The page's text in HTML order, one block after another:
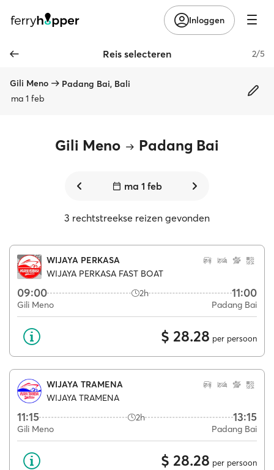
Inloggen
Reis selecteren 2/5
Gili Meno
Padang Bai, Bali
ma 1 feb
Gili Meno Padang Bai
ma 1 feb
3 rechtstreekse reizen gevonden
WIJAYA PERKASA
WIJAYA PERKASA FAST BOAT
09:00 2h 11:00
Gili Meno Padang Bai
$ 28.28 per persoon
WIJAYA TRAMENA
WIJAYA TRAMENA
11:15 2h 13:15
Gili Meno Padang Bai
$ 28.28 per persoon